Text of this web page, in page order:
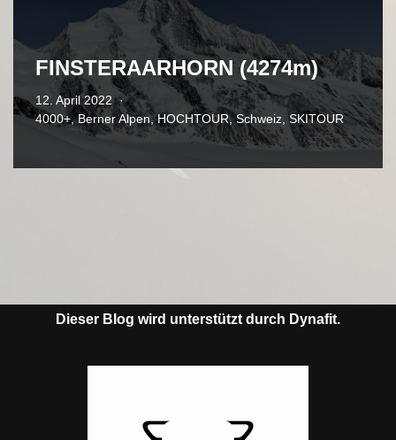
FINSTERAARHORN (4274m)
12. April 2022
4000+,Berner Alpen,HOCHTOUR,Schweiz, SKITOUR
Dieser Blog wird unterstützt durch Dynafit.